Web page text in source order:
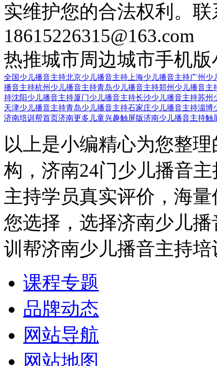
实维护您的合法权利。
18615226315@163.com
热推城市周边城市手机版
全国少儿播音主持北京少儿播音主持 上海少儿播音主持广州少
播音主持杭州少儿播音主持青岛少儿播音主持郑州少儿播音主
持沈阳少儿播音主持厦门少儿播音主持长沙少儿播音主持苏州
天津少儿播音主持青岛少儿播音主持石家庄少儿播音主持淄博
济南培训帮首页济南更多儿童兴趣触屏版济南少儿播音主持触
以上是小编精心为您整
构，济南24门少儿播音
主持学员真实评价，海
您选择，选择济南少儿
训帮济南少儿播音主持
课程专题
品牌动态
网站导航
网站地图